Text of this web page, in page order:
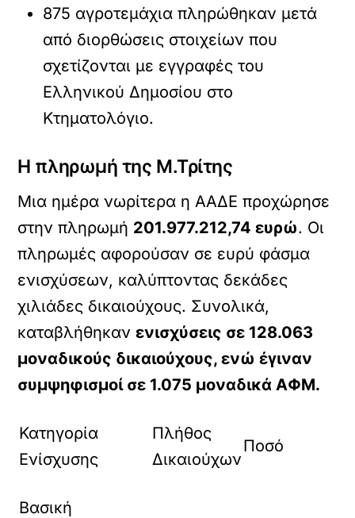
875 αγροτεμάχια πληρώθηκαν μετά
από διορθώσεις στοιχείων που
σχετίζονται με εγγραφές του
Ελληνικού Δημοσίου στο
Κτηματολόγιο.
Η πληρωμή της Μ.Τρίτης
Μια ημέρα νωρίτερα η ΑΑΔΕ προχώρησε
στην πληρωμή 201.977.212,74 ευρώ. Οι
πληρωμές αφορούσαν σε ευρύ φάσμα
ενισχύσεων, καλύπτοντας δεκάδες
χιλιάδες δικαιούχους. Συνολικά,
καταβλήθηκανενισχύσεις σε 128.063
μοναδικούς δικαιούχους, ενώ έγιναν
συμψηφισμοί σε 1.075 μοναδικά ΑΦΜ.
Κατηγορία
Ενίσχυσης
Πλήθος
Δικαιούχων
Ποσό
Βασική